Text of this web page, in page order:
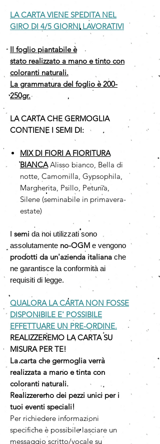
LA CARTA VIENE SPEDITA NEL
GIRO DI 4/5 GIORNI LAVORATIVI
Il foglio piantabile è
stato realizzato a mano e tinto con
coloranti naturali.
La grammatura del foglio è 200-
250gr.
LA CARTA CHE GERMOGLIA
CONTIENE I SEMI DI:
MIX DI FIORI A FIORITURA
BIANCA Alisso bianco, Bella di
notte, Camomilla, Gypsophila,
Margherita, Psillo, Petunia,
Silene (seminabile in primavera-
estate)
I semi da noi utilizzati sono
assolutamente no-OGM e vengono
prodotti da un'azienda italiana che
ne garantisce la conformità ai
requisiti di legge.
QUALORA LA CARTA NON FOSSE
DISPONIBILE E' POSSIBILE
EFFETTUARE UN PRE-ORDINE.
REALIZZEREMO LA CARTA SU
MISURA PER TE!
La carta che germoglia verrà
realizzata a mano e tinta con
coloranti naturali.
Realizzeremo dei pezzi unici per i
tuoi eventi speciali!
Per richiedere informazioni
specifiche è possibile lasciare un
messaggio scritto/vocale su